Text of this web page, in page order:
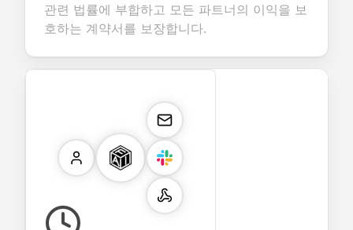
관련 법률에 부합하고 모든 파트너의 이익을 보
호하는 계약서를 보장합니다.